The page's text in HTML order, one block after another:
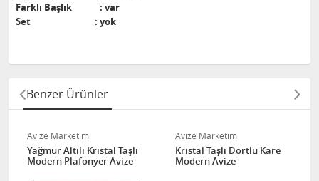
Farklı Başlık : var
Set : yok
Benzer Ürünler
Avize Marketim
Yağmur Altılı Kristal Taşlı
Modern Plafonyer Avize
Avize Marketim
Kristal Taşlı Dörtlü Kare
Modern Avize